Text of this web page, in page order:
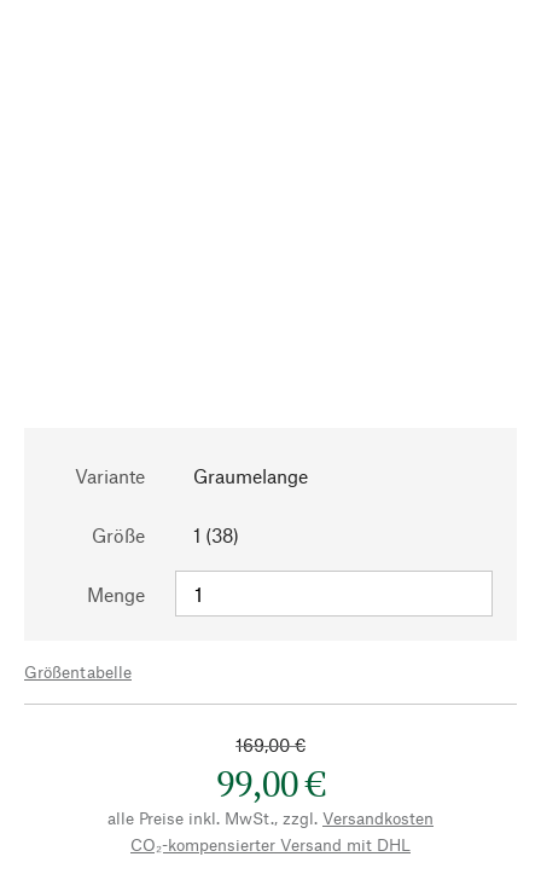
Variante Graumelange
Größe 1 (38)
Menge
Größentabelle
169,00 €
99,00 €
alle Preise inkl. MwSt., zzgl. Versandkosten
CO₂-kompensierter Versand mit DHL